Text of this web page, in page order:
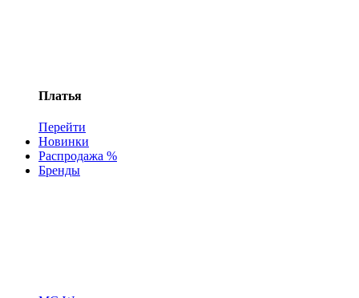
Платья
Перейти
Новинки
Распродажа %
Бренды